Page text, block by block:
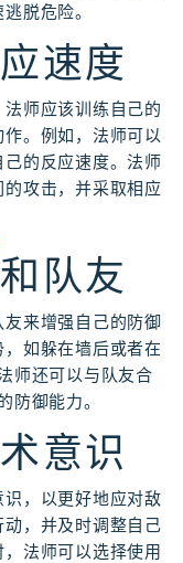
脱危险。
速度
师应该训练自己的
。例如，法师可以
的反应速度。法师
攻击，并采取相应
队友
来增强自己的防御
如躲在墙后或者在
师还可以与队友合
防御能力。
意识
，以更好地应对敌
，并及时调整自己
法师可以选择使用